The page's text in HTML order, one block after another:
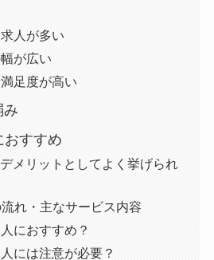
人が多い
が広い
足度が高い
おすすめ
メリットとしてよく挙げられ
れ・主なサービス内容
におすすめ？
には注意が必要？